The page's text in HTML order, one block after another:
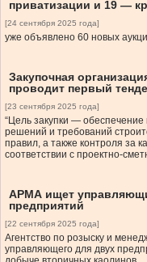
приватизации и 19 —
[24 сентября 2025 года]
уже объявлено 60 новых
Закупочная
проводит первый
[23 сентября 2025 года]
“Цель закупки —
решений и требований
правил, а также контроля за
соответствии с проектно-
АРМА ищет
предприятий
[22 сентября 2025 года]
Агентство по розыску и
управляющего для двух